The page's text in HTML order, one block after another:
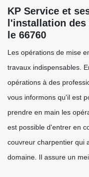
KP Service et
l'installation
le 66760
Les opérations de mise
travaux indispensables.
opérations à des
vous informons qu'il est
prendre en main les
est possible d'entrer en
couvreur charpentier qui
domaine. Il assure un